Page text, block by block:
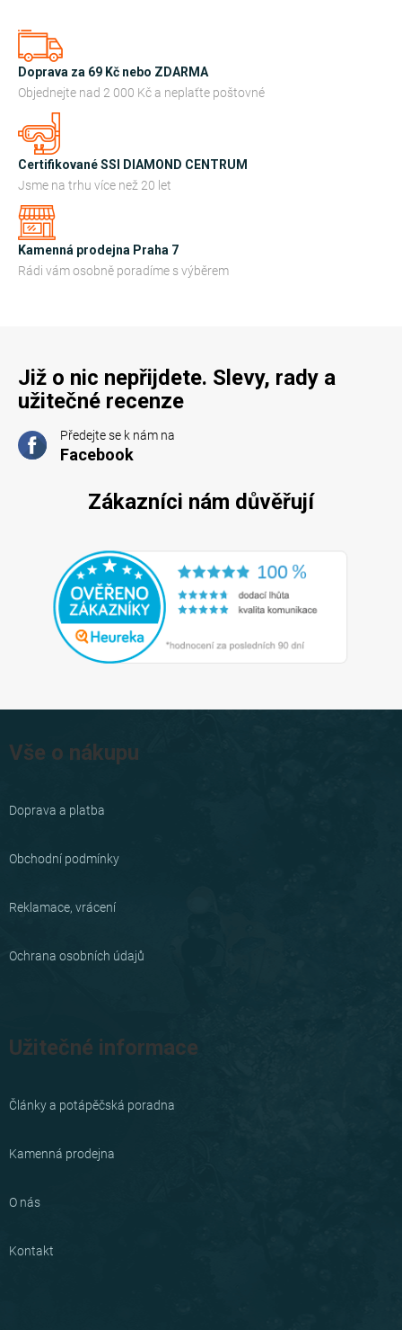
a
c
r
ý
u
Doprava za 69 Kč nebo ZDARMA
Objednejte nad 2 000 Kč a neplaťte poštovné
Certifikované SSI DIAMOND CENTRUM
Jsme na trhu více než 20 let
Kamenná prodejna Praha 7
Rádi vám osobně poradíme s výběrem
Již o nic nepřijdete. Slevy, rady a
užitečné recenze
Předejte se k nám na
Facebook
Zákazníci nám důvěřují
á
a
Vše o nákupu
Doprava a platba
Obchodní podmínky
Reklamace, vrácení
Ochrana osobních údajů
Užitečné informace
Články a potápěčská poradna
Kamenná prodejna
O nás
Kontakt